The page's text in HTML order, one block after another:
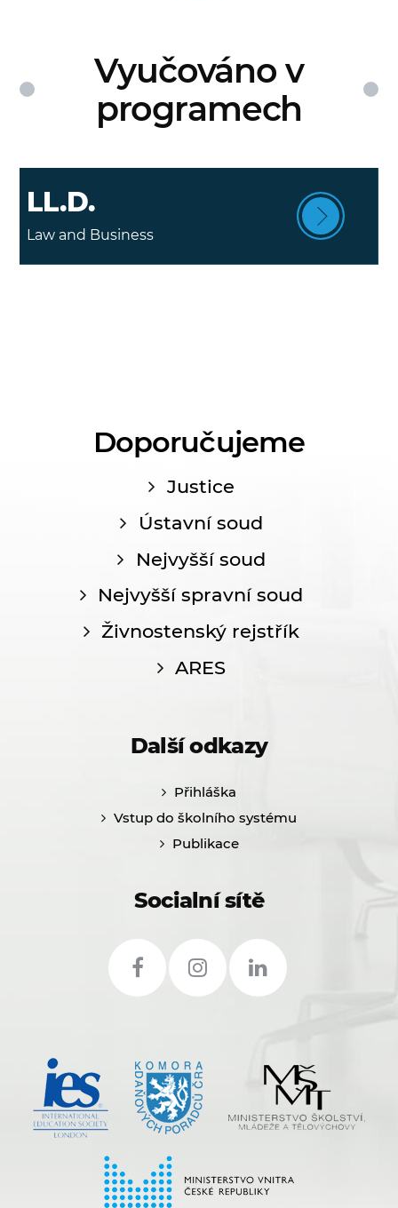
Vyučováno v
programech
LL.D.
Law and Business
Doporučujeme
Justice
Ústavní soud
Nejvyšší soud
Nejvyšší spravní soud
Živnostenský rejstřík
ARES
Další odkazy
Přihláška
Vstup do školního systému
Publikace
Socialní sítě